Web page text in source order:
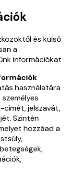
és külső
a
információkat
használatára
címét, jelszavát,
Szintén
hozzáad a